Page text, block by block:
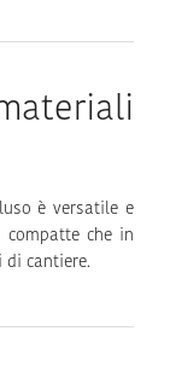
è versatile e
che in
cantiere.